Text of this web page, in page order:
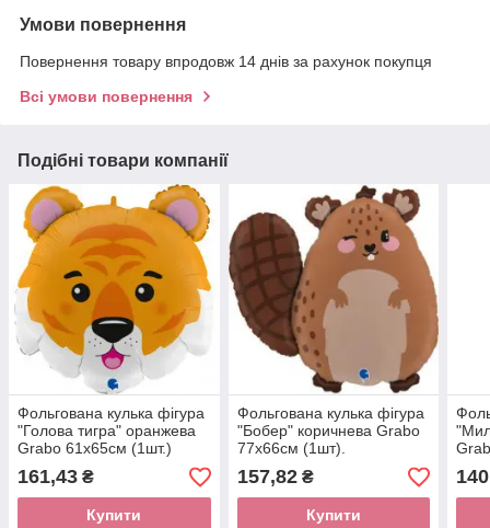
Умови повернення
Повернення товару впродовж 14 днів за рахунок покупця
Всі умови повернення
Подібні товари компанії
Фольгована кулька фігура
"Голова тигра" оранжева
Grabo 61х65см (1шт.)
161,43 ₴
Купити
Фольгована кулька фігура
"Бобер" коричнева Grabo
77х66см (1шт).
157,82₴
Купити